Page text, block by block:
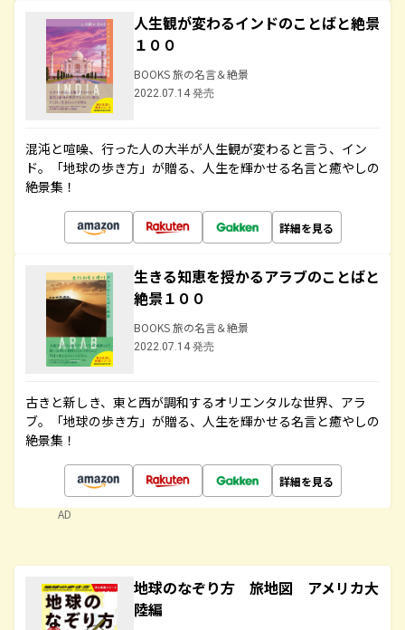
人生観が変わるインドのことばと絶景
１００
BOOKS 旅の名言＆絶景
2022.07.14 発売
混沌と喧噪、行った人の大半が人生観が変わると言う、イン
ド。「地球の歩き方」が贈る、人生を輝かせる名言と癒やしの
絶景集！
詳細を見る
生きる知恵を授かるアラブのことばと
絶景１００
BOOKS 旅の名言＆絶景
2022.07.14 発売
古きと新しき、東と西が調和するオリエンタルな世界、アラ
ブ。「地球の歩き方」が贈る、人生を輝かせる名言と癒やしの
絶景集！
詳細を見る
AD
地球のなぞり方 旅地図 アメリカ大
陸編